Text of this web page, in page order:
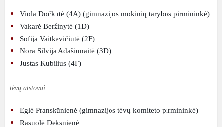
Viola Dočkutė (4A) (gimnazijos mokinių tarybos pirmininkė)
Vakarė Beržinytė (1D)
Sofija Vaitkevičiūtė (2F)
Nora Silvija Adašiūnaitė (3D)
Justas Kubilius (4F)
tėvų atstovai:
Eglė Pranskūnienė (gimnazijos tėvų komiteto pirmininkė)
Rasuolė Deksnienė